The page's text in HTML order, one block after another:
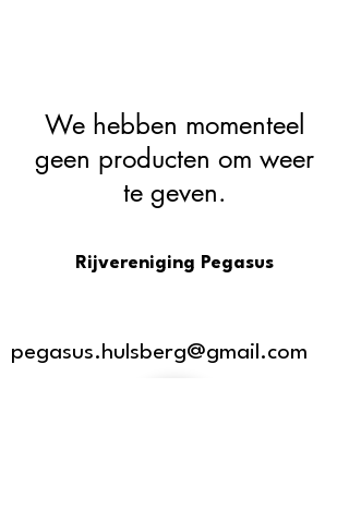
We hebben momenteel
geen producten om weer
te geven.
Rijvereniging Pegasus
pegasus.hulsberg@gmail.com